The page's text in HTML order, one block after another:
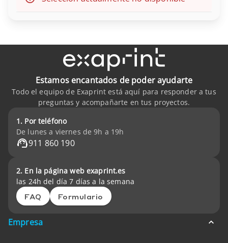
Estamos encantados de poder ayudarte
Todo el equipo de Exaprint está aquí para responder a tus
preguntas y acompañarte en tus proyectos.
1. Por teléfono
De lunes a viernes de 9h a 19h
911 860 190
2. En la página web exaprint.es
las 24h del día 7 días a la semana
FAQ Formulario
Empresa